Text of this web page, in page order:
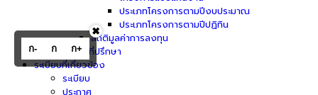
ประเภทโครงการตามปีงบประมาณ
ประเภทโครงการตามปีปฏิทิน
สถิติมูลค่าการลงทุน
รายชื่อที่ปรึกษา
ระเบียบที่เกี่ยวข้อง
ระเบียบ
ประกาศ
ก- ก ก+
✖